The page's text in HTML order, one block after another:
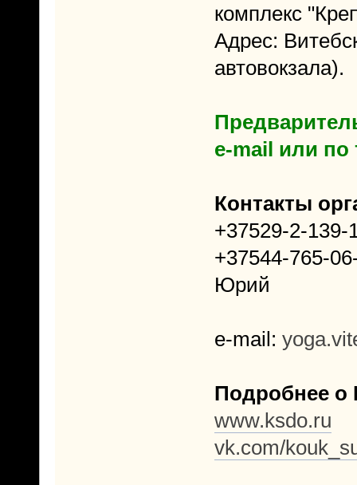
комплекс
Адрес:
автовокзала).
e-mail или по
Контакты
+37529-2-139-
+37544-765-
Юрий
e-mail:
Подробнее о
www.ksdo.ru
vk.com/